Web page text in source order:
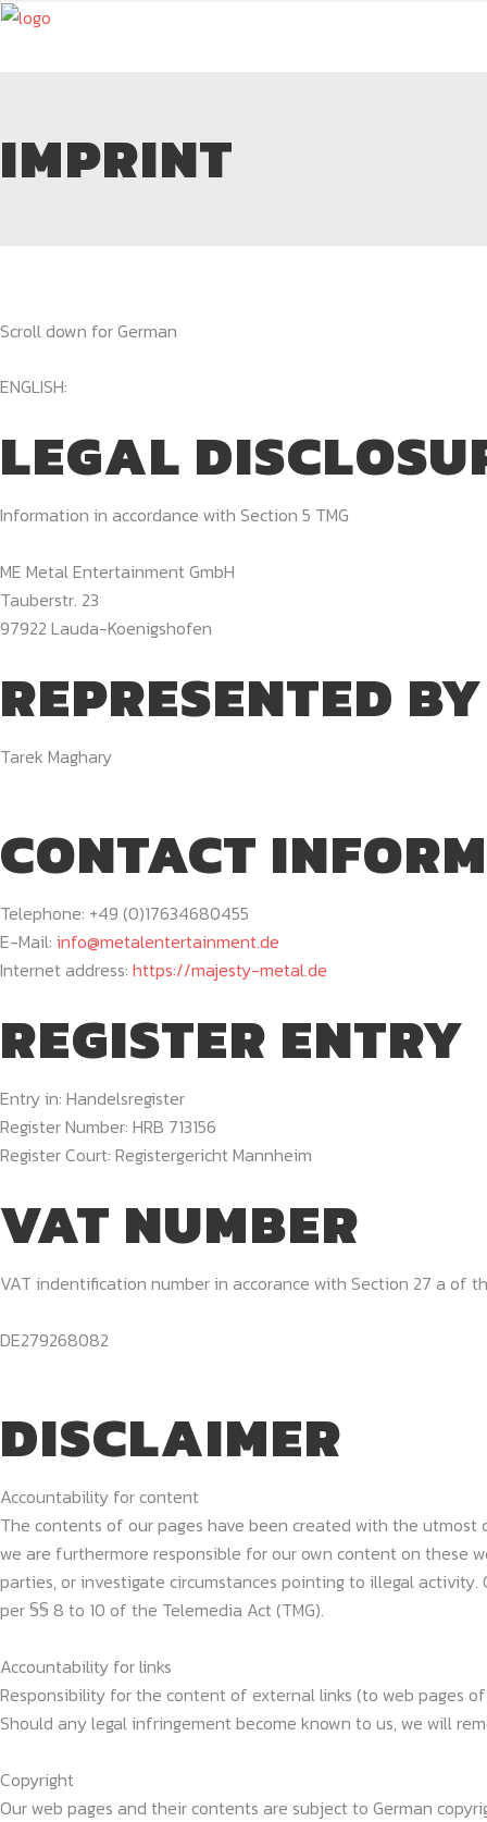
IMPRINT
Scroll down for German
ENGLISH:
LEGAL
Information in accordance with Section 5 TMG
ME Metal Entertainment GmbH
Tauberstr. 23
97922 Lauda-Koenigshofen
REPRESENTED BY
Tarek Maghary
CONTACT
Telephone: +49 (0)17634680455
E-Mail: info@metalentertainment.de
Internet address: https://majesty-metal.de
REGISTER ENTRY
Entry in: Handelsregister
Register Number: HRB 713156
Register Court: Registergericht Mannheim
VAT NUMBER
VAT indentification number in accorance with Section 27 a of
DE279268082
DISCLAIMER
Accountability for content
The contents of our pages have been created with the utmost
we are furthermore responsible for our own content on these
parties, or investigate circumstances pointing to illegal
per §§ 8 to 10 of the Telemedia Act (TMG).
Accountability for links
Responsibility for the content of external links (to web pages
Should any legal infringement become known to us, we will
Copyright
Our web pages and their contents are subject to German